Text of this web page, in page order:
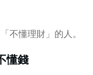
不懂理財」的人。
懂錢